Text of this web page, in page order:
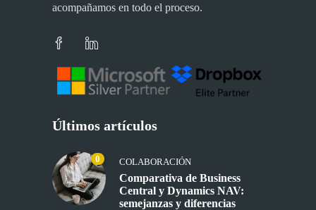
acompañamos en todo el proceso.
Últimos artículos
0 COLABORACIÓN
Comparativa de Business
Central y Dynamics NAV:
semejanzas y diferencias